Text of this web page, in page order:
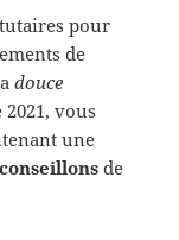
pour
de
douce
2021, vous
une
conseillons de